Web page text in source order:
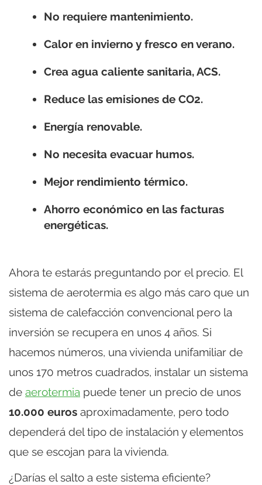
No requiere mantenimiento.
Calor en invierno y fresco en verano.
Crea agua caliente sanitaria, ACS.
Reduce las emisiones de CO2.
Energía renovable.
No necesita evacuar humos.
Mejor rendimiento térmico.
Ahorro económico en las facturas
energéticas.
Ahora te estarás preguntando por el precio. El
sistema de aerotermia es algo más caro que un
sistema de calefacción convencional pero la
inversión se recupera en unos 4 años. Si
hacemos números, una vivienda unifamiliar de
unos 170 metros cuadrados, instalar un sistema
de aerotermia puede tener un precio de unos
10.000 euros aproximadamente, pero todo
dependerá del tipo de instalación y elementos
que se escojan para la vivienda.
¿Darías el salto a este sistema eficiente?